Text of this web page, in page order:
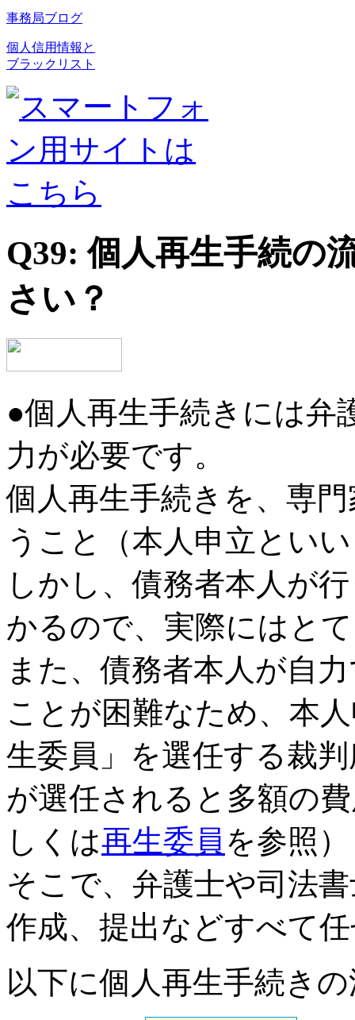
事務局ブログ
個人信用情報と
ブラックリスト
Q39: 個人再生手続の
さい？
●個人再生手続きには弁
力が必要です。
個人再生手続きを、専
うこと（本人申立とい
しかし、債務者本人が
かるので、実際にはと
また、債務者本人が自
ことが困難なため、本
生委員」を選任する裁
が選任されると多額の
しくは再生委員 を参照）
そこで、弁護士や司法
作成、提出などすべて
以下に個人再生手続き